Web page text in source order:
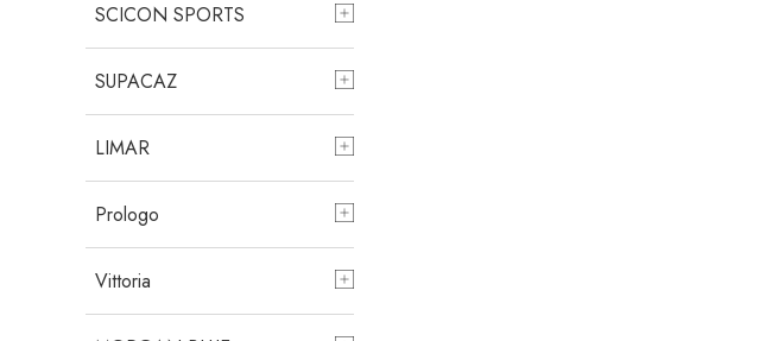
SCICON SPORTS
SUPACAZ
LIMAR
Prologo
Vittoria